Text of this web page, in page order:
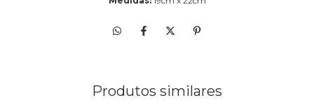
Produtos similares